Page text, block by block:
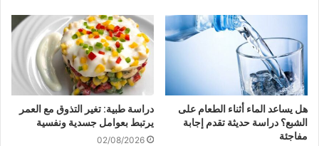
هل يساعد الماء أثناء الطعام على
الشبع؟ دراسة حديثة تقدم إجابة
مفاجئة
دراسة طبية: تغير التذوق مع العمر
يرتبط بعوامل جسدية ونفسية
02/08/2026